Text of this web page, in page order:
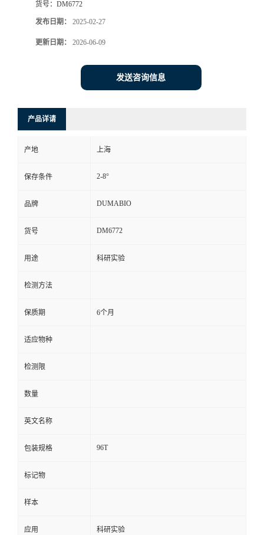
系
方
货号： DM6772
发布日期： 2025-02-27
更新日期： 2026-06-09
发送咨询信息
产品详请
产地 上海
保存条件 2-8°
品牌 DUMABIO
货号 DM6772
用途 科研实验
检测方法
保质期 6个月
适应物种
检测限
数量
英文名称
包装规格 96T
标记物
样本
应用 科研实验